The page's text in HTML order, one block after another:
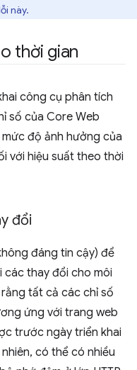
này.
thời gian
công cụ phân tích
số của Core Web
độ ảnh hưởng của
với hiệu suất theo thời
đổi
đáng tin cậy) để
các thay đổi cho môi
tất cả các chỉ số
ứng với trang web
trước ngày triển khai
có thể có nhiều